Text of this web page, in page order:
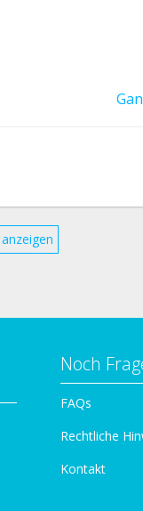
Noch
FAQs
Rechtliche
Kontakt